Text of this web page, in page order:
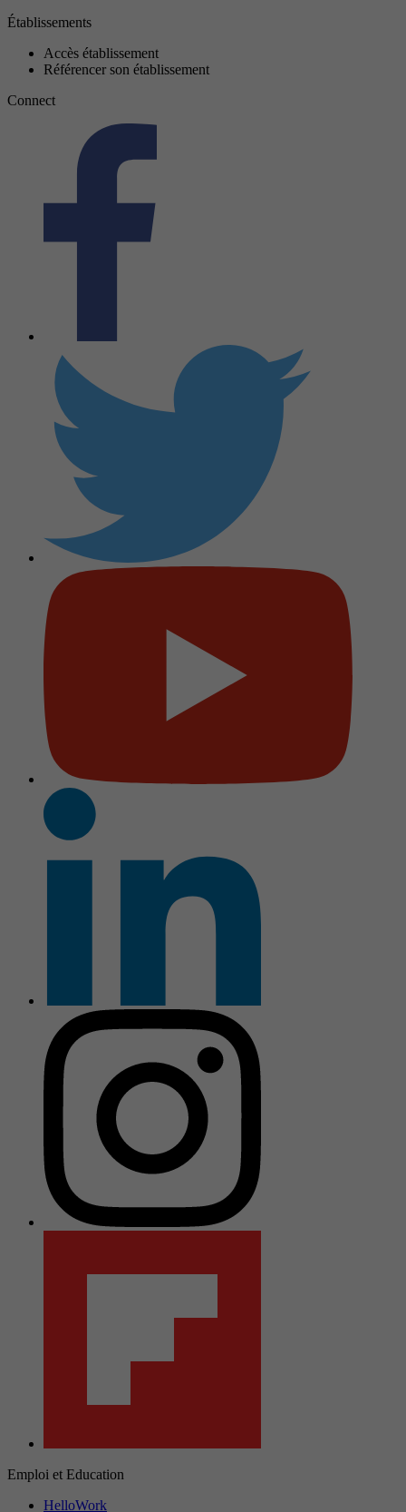
Établissements
Accès établissement
Référencer son établissement
Connect
Emploi et Education
HelloWork